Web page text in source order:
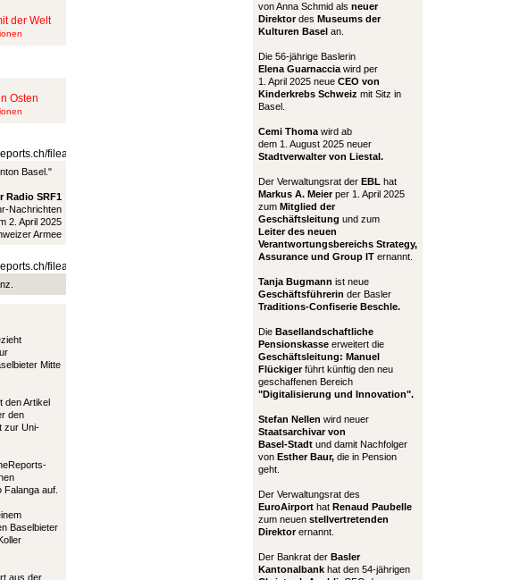
der Welt
Osten
Basel."
Radio SRF1
Nachrichten
2. April 2025
Armee
Mitte
den Artikel
den
zur Uni-
auf.
Baselbieter
aus der
von Anna Schmid als neuer
Direktordes Museums der
Kulturen Basel an.
Die 56-jährige Baslerin
Elena Guarnaccia wird per
1. April 2025 neue CEO von
Kinderkrebs Schweiz mit Sitz in
Basel.
Cemi Thoma wird ab
dem 1. August 2025 neuer
Stadtverwalter von Liestal.
Der Verwaltungsrat der EBL hat
Markus A. Meierper 1. April 2025
zum Mitglied der
Geschäftsleitung und zum
Leiter des neuen
Verantwortungsbereichs Strategy,
Assurance und Group IT ernannt.
Tanja Bugmann ist neue
Geschäftsführerin der Basler
Traditions-Confiserie Beschle.
Die Basellandschaftliche
Pensionskasse erweitert die
Geschäftsleitung: Manuel
Flückigerführt künftig den neu
geschaffenen Bereich
"Digitalisierung und Innovation".
Stefan Nellen wird neuer
Staatsarchivar von
Basel-Stadt und damit Nachfolger
von Esther Baur, die in Pension
geht.
Der Verwaltungsrat des
EuroAirport hat Renaud Paubelle
zum neuen stellvertretenden
Direktorernannt.
Der Bankrat der Basler
Kantonalbank hat den 54-jährigen